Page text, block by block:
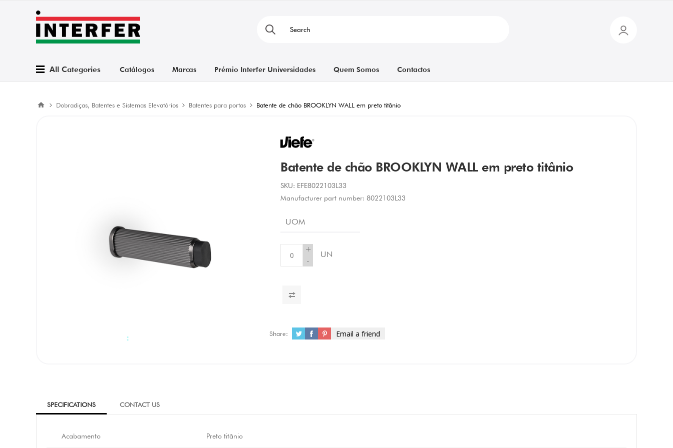
All Categories Catálogos Marcas Prémio Interfer Universidades Quem Somos Contactos
Dobradiças, Batentes e Sistemas Elevatórios Batentes para portas Batente de chão BROOKLYN WALL em preto titânio
Batente de chão BROOKLYN WALL em preto titânio
SKU: EFE8022103L33
Manufacturer part number: 8022103L33
UOM
+
-
UN
Share: Email a friend
SPECIFICATIONS CONTACT US
Acabamento Preto titânio